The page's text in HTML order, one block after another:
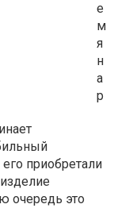
е
м
я
н
а
р
приобретали
очередь это